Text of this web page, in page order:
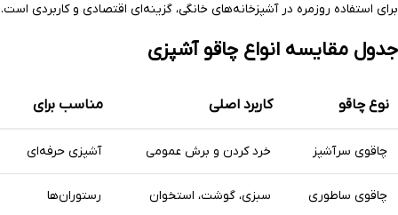
برای استفاده روزمره در آشپزخانه‌های خانگی، گزینه‌ای اقتصادی و کاربردی است.
جدول مقایسه انواع چاقو آشپزی
نوع چاقو کاربرد اصلی مناسب برای
چاقوی سرآشپز خرد کردن و برش عمومی آشپزی حرفه‌ای
چاقوی ساطوری سبزی، گوشت، استخوان رستوران‌ها